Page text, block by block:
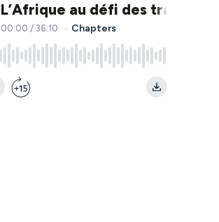
L’Afrique au défi des
00:00 / 36:10 Chapters